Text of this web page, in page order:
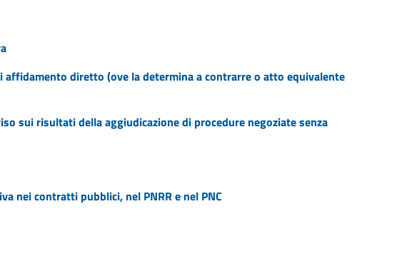
diretto (ove la determina a contrarre o atto equivalente
sui risultati della aggiudicazione di procedure negoziate senza
nei contratti pubblici, nel PNRR e nel PNC